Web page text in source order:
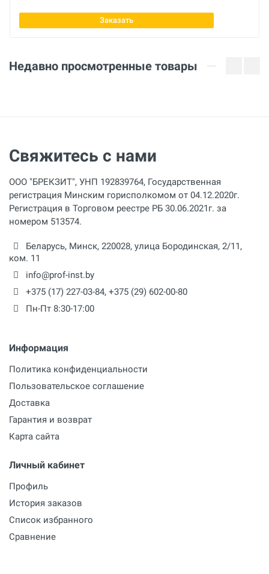
Мощность
Давление
Максимальная температура
Объём
15 л
10 м
Резьбовое соединение
дюйм
Соединение
Длина шланга
м
Наличие колес
Размеры
Комплектация
Заказать
Недавно просмотренные товары
Свяжитесь с нами
ООО "БРЕКЗИТ", УНП 192839764, Государственная
регистрация Минским горисполкомом от 04.12.2020г.
Регистрация в Торговом реестре РБ 30.06.2021г. за
номером 513574.
Беларусь, Минск, 220028, улица Бородинская, 2/11,
ком. 11
info@prof-inst.by
+375 (17) 227-03-84, +375 (29) 602-00-80
Пн-Пт 8:30-17:00
Информация
Политика конфиденциальности
Пользовательское соглашение
Доставка
Гарантия и возврат
Карта сайта
Личный кабинет
Профиль
История заказов
Список избранного
Сравнение